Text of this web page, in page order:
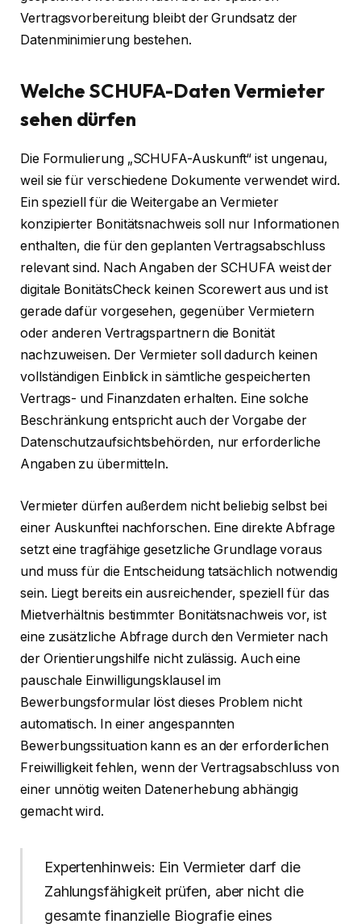
Vertragsvorbereitung bleibt der Grundsatz der
Datenminimierung bestehen.
Welche SCHUFA-Daten Vermieter
sehen dürfen
Die Formulierung „SCHUFA-Auskunft“ ist ungenau,
weil sie für verschiedene Dokumente verwendet wird.
Ein speziell für die Weitergabe an Vermieter
konzipierter Bonitätsnachweis soll nur Informationen
enthalten, die für den geplanten Vertragsabschluss
relevant sind. Nach Angaben der SCHUFA weist der
digitale BonitätsCheck keinen Scorewert aus und ist
gerade dafür vorgesehen, gegenüber Vermietern
oder anderen Vertragspartnern die Bonität
nachzuweisen. Der Vermieter soll dadurch keinen
vollständigen Einblick in sämtliche gespeicherten
Vertrags- und Finanzdaten erhalten. Eine solche
Beschränkung entspricht auch der Vorgabe der
Datenschutzaufsichtsbehörden, nur erforderliche
Angaben zu übermitteln.
Vermieter dürfen außerdem nicht beliebig selbst bei
einer Auskunftei nachforschen. Eine direkte Abfrage
setzt eine tragfähige gesetzliche Grundlage voraus
und muss für die Entscheidung tatsächlich notwendig
sein. Liegt bereits ein ausreichender, speziell für das
Mietverhältnis bestimmter Bonitätsnachweis vor, ist
eine zusätzliche Abfrage durch den Vermieter nach
der Orientierungshilfe nicht zulässig. Auch eine
pauschale Einwilligungsklausel im
Bewerbungsformular löst dieses Problem nicht
automatisch. In einer angespannten
Bewerbungssituation kann es an der erforderlichen
Freiwilligkeit fehlen, wenn der Vertragsabschluss von
einer unnötig weiten Datenerhebung abhängig
gemacht wird.
Expertenhinweis: Ein Vermieter darf die
Zahlungsfähigkeit prüfen, aber nicht die
gesamte finanzielle Biografie eines